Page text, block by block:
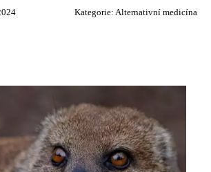
Kategorie: Alternativní medicína